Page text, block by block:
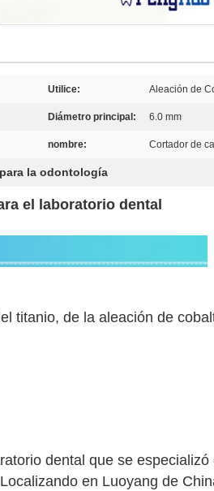
Utilice: Aleación de
Diámetro principal: 6.0 mm
nombre: Cortador de
la odontología
el laboratorio dental
titanio, de la aleación de
dental que se
en Luoyang de